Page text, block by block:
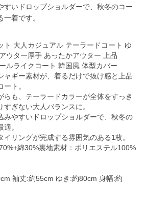
すいドロップショルダーで、秋冬のコー
着です。
ト 大人カジュアル テーラードコート ゆ
ウター厚手 あったかアウター 上品
ルライクコート 韓国風 体型カバー
ャギー素材が、着るだけで抜け感と上品
ト。
らも、テーラードカラーが全体をすっき
ぎない大人バランスに。
みやすいドロップショルダーで、秋冬の
。
イリングが完成する雰囲気のある1枚。
綿30%裏地素材：ポリエステル100%
袖丈:約55cm ゆき:約80cm 身幅:約